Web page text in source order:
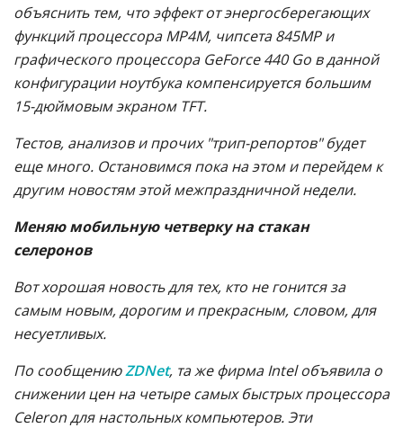
объяснить тем, что эффект от энергосберегающих
функций процессора MP4M, чипсета 845MP и
графического процессора GeForce 440 Go в данной
конфигурации ноутбука компенсируется большим
15-дюймовым экраном TFT.
Тестов, анализов и прочих "трип-репортов" будет
еще много. Остановимся пока на этом и перейдем к
другим новостям этой межпраздничной недели.
Меняю мобильную четверку на стакан
селеронов
Вот хорошая новость для тех, кто не гонится за
самым новым, дорогим и прекрасным, словом, для
несуетливых.
По сообщениюZDNet, та же фирма Intel объявила о
снижении цен на четыре самых быстрых процессора
Celeron для настольных компьютеров. Эти